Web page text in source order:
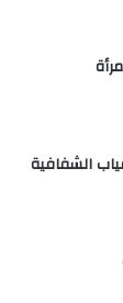
الشفافية